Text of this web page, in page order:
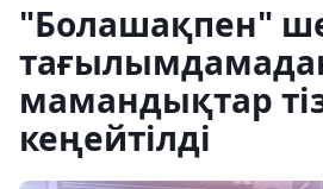
"Болашақпен"
мамандықтар
кеңейтілді